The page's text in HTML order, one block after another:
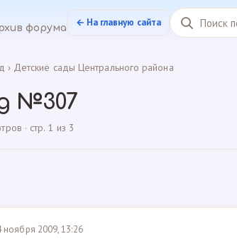
форума ← На главную сайта
› Детские сады Центрального района
№307
· стр. 1 из 3
ноября 2009, 13:26